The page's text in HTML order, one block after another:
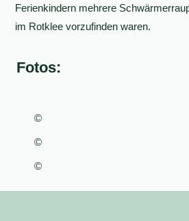
Ferienkindern mehrere
im Rotklee vorzufinden waren.
Fotos:
©
©
©